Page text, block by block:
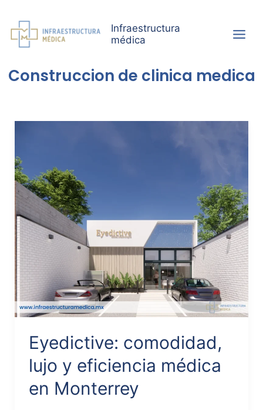
contenido
Infraestructura
médica
Construccion de clinica medica
Eyedictive: comodidad,
lujo y eficiencia médica
en Monterrey
y
eficiencia
médica
en
Monterrey